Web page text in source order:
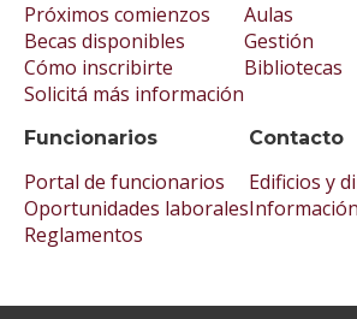
Próximos comienzos
Becas disponibles
Cómo inscribirte
Solicitá más información
Aulas
Gestión
Bibliotecas
Funcionarios
Portal de funcionarios
Oportunidades laborales
Reglamentos
Contacto
Edificios y